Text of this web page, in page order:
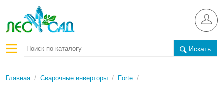
Искать
Главная / Сварочные инверторы / Forte /